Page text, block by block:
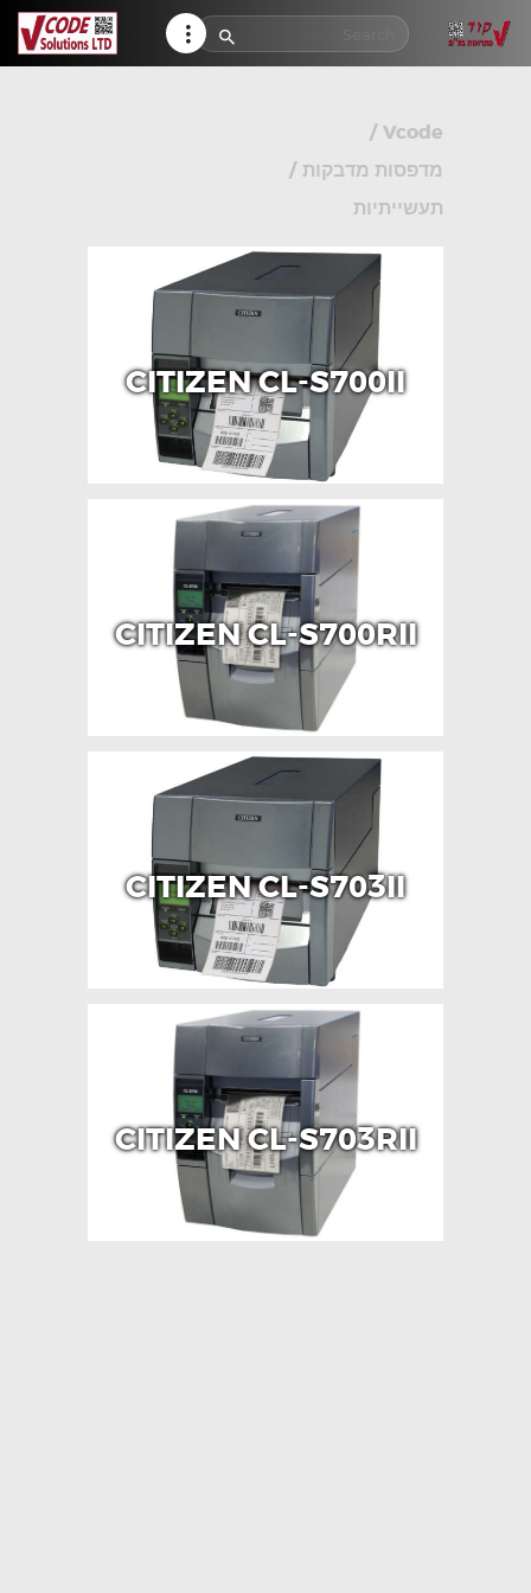
HELP CENTER
Vcode
/
מדפסות מדבקות /
תעשייתיות
CITIZEN CL-S700II
CITIZEN CL-S700RII
CITIZEN CL-S703II
CITIZEN CL-S703RII